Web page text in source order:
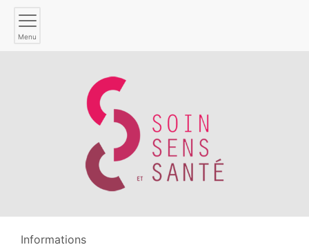
Menu
Informations